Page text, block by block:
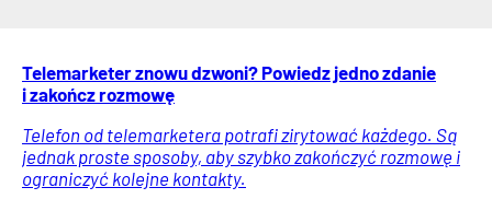
Telemarketer znowu dzwoni? Powiedz jedno zdanie
i zakończ rozmowę
Telefon od telemarketera potrafi zirytować każdego. Są
jednak proste sposoby, aby szybko zakończyć rozmowę i
ograniczyć kolejne kontakty.